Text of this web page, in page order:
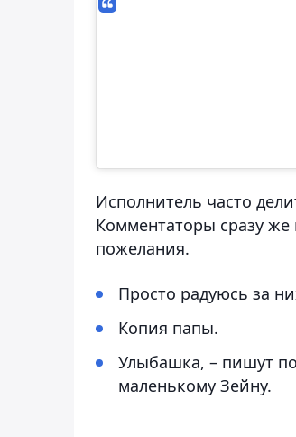
Исполнитель часто
Комментаторы сразу
пожелания.
Просто радуюсь за
Копия папы.
Улыбашка, – пишут
маленькому Зейну.